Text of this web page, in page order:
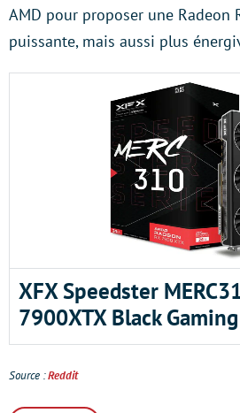
AMD pour proposer une Radeon
puissante, mais aussi plus
XFX Speedster
7900XTX Black Gaming
Source :Reddit